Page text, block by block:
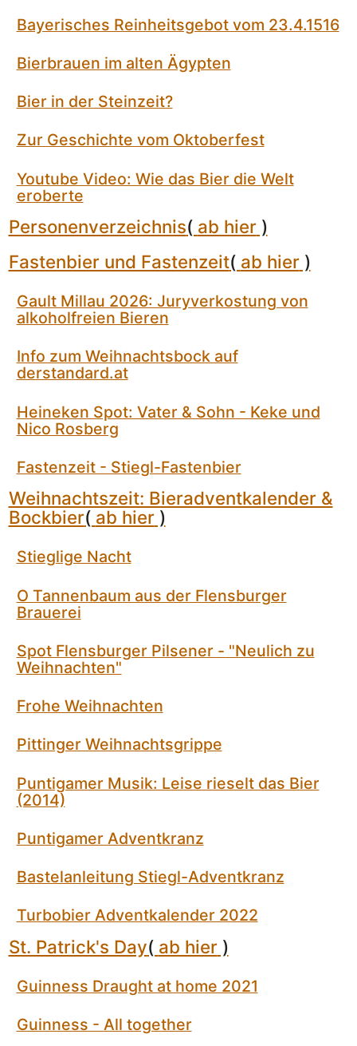
Bayerisches Reinheitsgebot vom 23.4.1516
Bierbrauen im alten Ägypten
Bier in der Steinzeit?
Zur Geschichte vom Oktoberfest
Youtube Video: Wie das Bier die Welt
eroberte
Personenverzeichnis( ab hier)
Fastenbier und Fastenzeit( ab hier)
Gault Millau 2026: Juryverkostung von
alkoholfreien Bieren
Info zum Weihnachtsbock auf
derstandard.at
Heineken Spot: Vater & Sohn - Keke und
Nico Rosberg
Fastenzeit - Stiegl-Fastenbier
Weihnachtszeit: Bieradventkalender &
Bockbier( ab hier)
Stieglige Nacht
O Tannenbaum aus der Flensburger
Brauerei
Spot Flensburger Pilsener - "Neulich zu
Weihnachten"
Frohe Weihnachten
Pittinger Weihnachtsgrippe
Puntigamer Musik: Leise rieselt das Bier
(2014)
Puntigamer Adventkranz
Bastelanleitung Stiegl-Adventkranz
Turbobier Adventkalender 2022
St. Patrick's Day( ab hier)
Guinness Draught at home 2021
Guinness - All together